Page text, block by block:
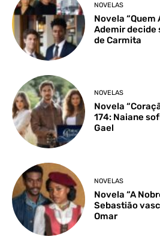
NOVELAS
Novela “Quem
Ademir decide
de Carmita
NOVELAS
Novela
174: Naiane
Gael
NOVELAS
Novela “A
Sebastião
Omar